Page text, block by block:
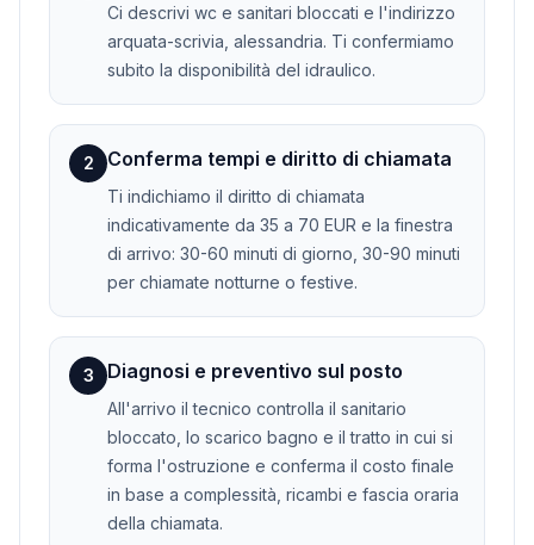
Ci descrivi wc e sanitari bloccati e l'indirizzo
arquata-scrivia, alessandria. Ti confermiamo
subito la disponibilità del idraulico.
2 Conferma tempi e diritto di chiamata
Ti indichiamo il diritto di chiamata
indicativamente da 35 a 70 EUR e la finestra
di arrivo: 30-60 minuti di giorno, 30-90 minuti
per chiamate notturne o festive.
3 Diagnosi e preventivo sul posto
All'arrivo il tecnico controlla il sanitario
bloccato, lo scarico bagno e il tratto in cui si
forma l'ostruzione e conferma il costo finale
in base a complessità, ricambi e fascia oraria
della chiamata.